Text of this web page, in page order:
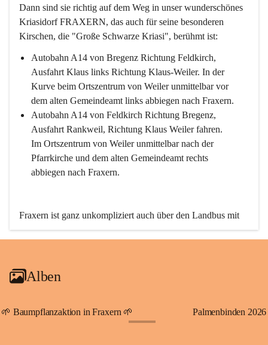
Dann sind sie richtig auf dem Weg in unser wunderschönes
Kriasidorf FRAXERN, das auch für seine besonderen
Kirschen, die "Große Schwarze Kriasi", berühmt ist:
Autobahn A14 von Bregenz Richtung Feldkirch,
Ausfahrt Klaus links Richtung Klaus-Weiler. In der
Kurve beim Ortszentrum von Weiler unmittelbar vor
dem alten Gemeindeamt links abbiegen nach Fraxern.
Autobahn A14 von Feldkirch Richtung Bregenz,
Ausfahrt Rankweil, Richtung Klaus Weiler fahren.
Im Ortszentrum von Weiler unmittelbar nach der
Pfarrkirche und dem alten Gemeindeamt rechts
abbiegen nach Fraxern.
Fraxern ist ganz unkompliziert auch über den Landbus mit
den öffentlichen Verkehrsmitteln zu erreichen. Die Linie
An Samstagen, Sonn- und Feiertagen können Sie bequem
persönlichen Linienbus zur gewünschten Zeit zu Ihrer
Haltestelle bestellen. Sowohl von Weiler kommend nach
Alben
🌱 Baumpflanzaktion in Fraxern 🌱 Palmenbinden 2026